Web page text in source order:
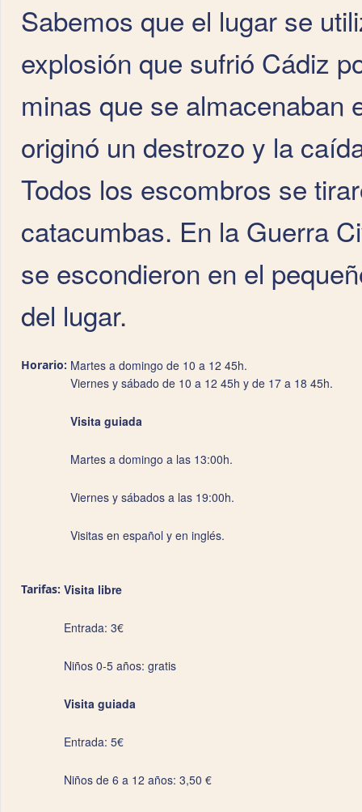
Sabemos que el lugar se
explosión que sufrió Cádiz
minas que se almacenaban
originó un destrozo y la
Todos los escombros se
catacumbas. En la Guerra
se escondieron en el
del lugar.
Horario: Martes a domingo de 10 a 12 45h.
Viernes y sábado de 10 a 12 45h y de 17 a 18 45h.
Visita guiada
Martes a domingo a las 13:00h.
Viernes y sábados a las 19:00h.
Visitas en español y en inglés.
Tarifas: Visita libre
Entrada: 3€
Niños 0-5 años: gratis
Visita guiada
Entrada: 5€
Niños de 6 a 12 años: 3,50 €